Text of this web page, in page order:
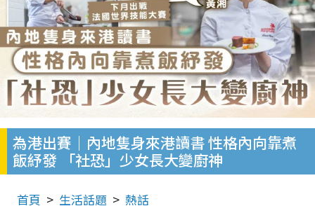
為港出賽｜內地隻身來港讀書 性格內向靠煮
飯紓發 「社恐」少女長大變廚神
首頁 生活話題 熱話